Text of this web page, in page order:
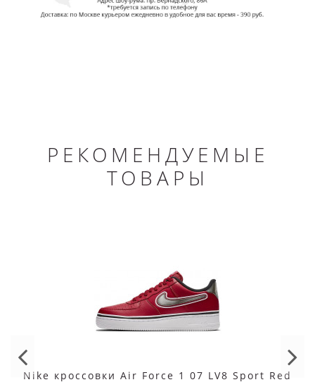
РЕКОМЕНДУЕМЫЕ
ТОВАРЫ
Nike кроссовки Air Force 1 07 LV8 Sport Red